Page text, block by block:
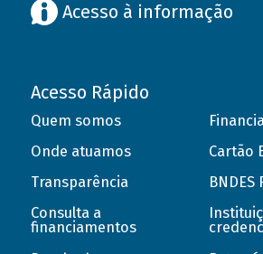
Acesso à informação
Acesso Rápido
Quem somos
Onde atuamos
Transparência
Consulta a
financiamentos
Cartão
BNDES